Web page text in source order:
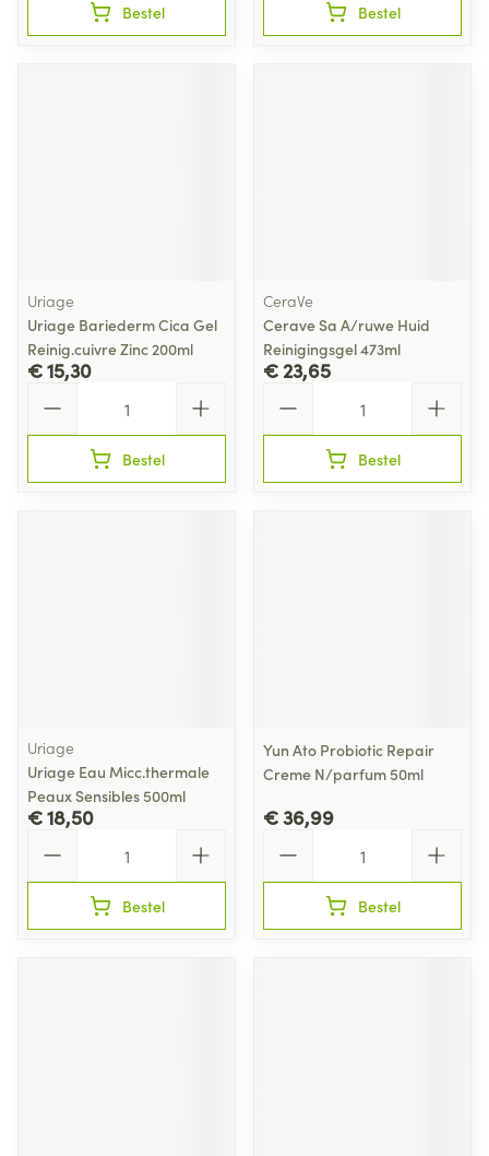
Bestel Bestel
Uriage
Uriage Bariederm Cica Gel
Reinig.cuivre Zinc 200ml
€ 15,30
Bestel
CeraVe
Cerave Sa A/ruwe Huid
Reinigingsgel 473ml
€ 23,65
Bestel
Uriage
Uriage Eau Micc.thermale
Peaux Sensibles 500ml
€ 18,50
Bestel
Yun Ato Probiotic Repair
Creme N/parfum 50ml
€ 36,99
Bestel